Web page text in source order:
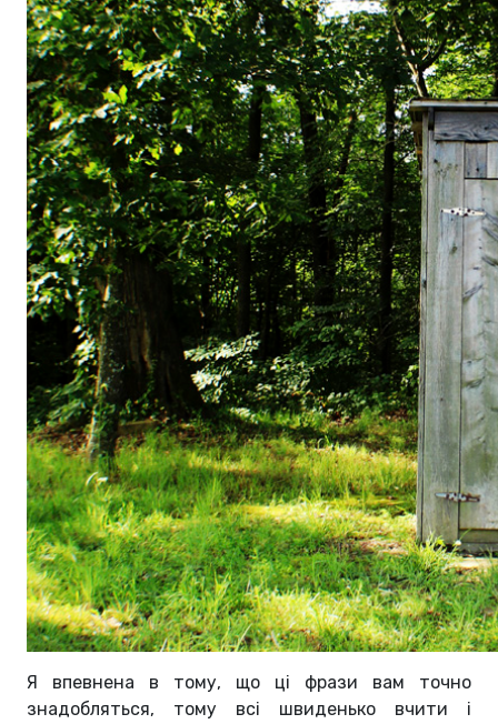
Я впевнена в тому, що ці фрази вам точно
знадобляться, тому всі швиденько вчити і